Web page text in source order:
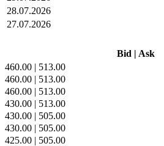
28.07.2026
27.07.2026
Bid | Ask
460.00 | 513.00
460.00 | 513.00
460.00 | 513.00
430.00 | 513.00
430.00 | 505.00
430.00 | 505.00
425.00 | 505.00